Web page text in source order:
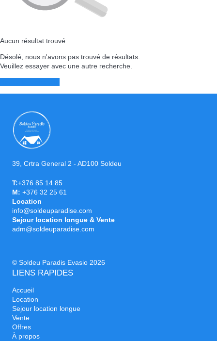
Aucun résultat trouvé
Désolé, nous n'avons pas trouvé de résultats.
Veuillez essayer avec une autre recherche.
39, Crtra General 2 - AD100 Soldeu
T:+376 85 14 85
M: +376 32 25 61
Location
info@soldeuparadise.com
Sejour location longue & Vente
adm@soldeuparadise.com
© Soldeu Paradis Evasio 2026
LIENS RAPIDES
Accueil
Location
Sejour location longue
Vente
Offres
À propos